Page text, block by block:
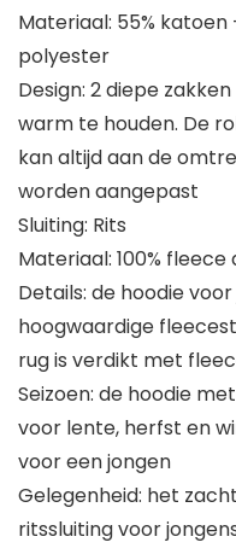
Materiaal: 55% katoen
polyester
Design: 2 diepe
warm te houden. De
kan altijd aan de
worden aangepast
Sluiting: Rits
Materiaal: 100%
Details: de hoodie
hoogwaardige
rug is verdikt met
Seizoen: de hoodie
voor lente, herfst en
voor een jongen
Gelegenheid: het
ritssluiting voor